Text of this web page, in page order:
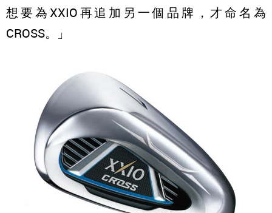
想要為XXIO再追加另一個品牌，才命名為
CROSS。」